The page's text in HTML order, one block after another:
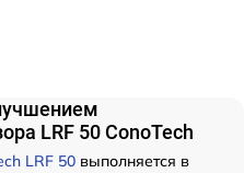
LRF 50 ConoTech
LRF 50 выполняется в